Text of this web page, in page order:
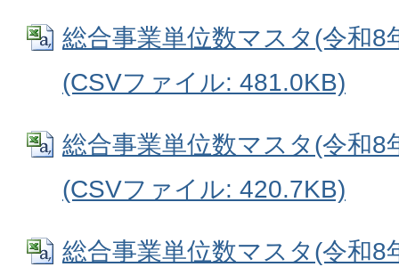
総合事業単位数マスタ(令和
(CSVファイル: 481.0KB)
総合事業単位数マスタ(令和
(CSVファイル: 420.7KB)
総合事業単位数マスタ(令和